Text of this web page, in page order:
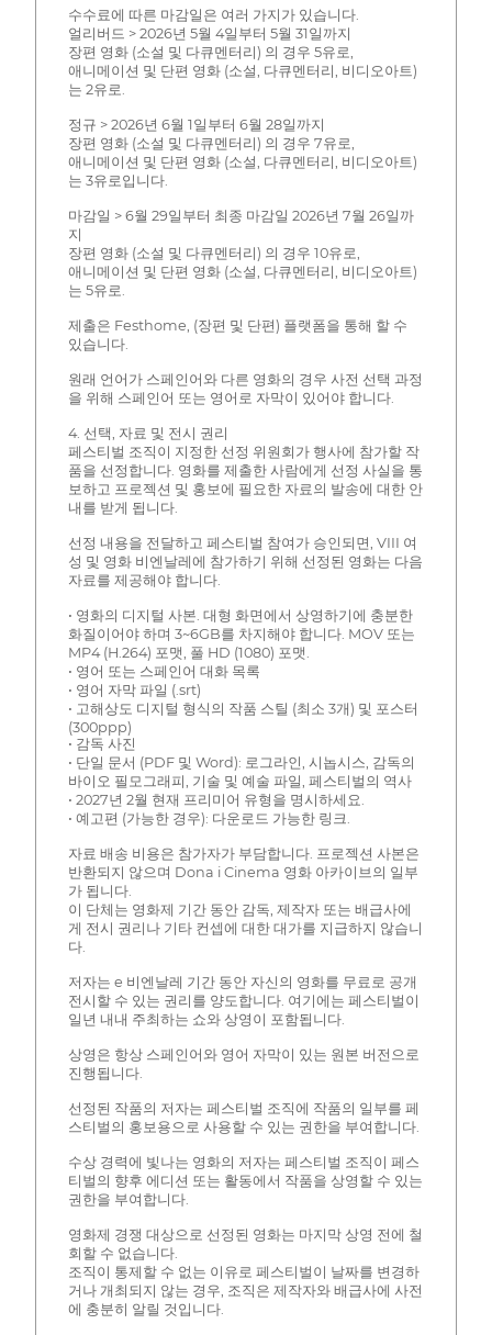
수수료에 따른 마감일은 여러 가지가 있습니다.
얼리버드 > 2026년 5월 4일부터 5월 31일까지
장편 영화 (소설 및 다큐멘터리) 의 경우 5유로,
애니메이션 및 단편 영화 (소설, 다큐멘터리, 비디오아트)
는 2유로.
정규 > 2026년 6월 1일부터 6월 28일까지
장편 영화 (소설 및 다큐멘터리) 의 경우 7유로,
애니메이션 및 단편 영화 (소설, 다큐멘터리, 비디오아트)
는 3유로입니다.
마감일 > 6월 29일부터 최종 마감일 2026년 7월 26일까
지
장편 영화 (소설 및 다큐멘터리) 의 경우 10유로,
애니메이션 및 단편 영화 (소설, 다큐멘터리, 비디오아트)
는 5유로.
제출은 Festhome, (장편 및 단편) 플랫폼을 통해 할 수
있습니다.
원래 언어가 스페인어와 다른 영화의 경우 사전 선택 과정
을 위해 스페인어 또는 영어로 자막이 있어야 합니다.
4. 선택, 자료 및 전시 권리
페스티벌 조직이 지정한 선정 위원회가 행사에 참가할 작
품을 선정합니다. 영화를 제출한 사람에게 선정 사실을 통
보하고 프로젝션 및 홍보에 필요한 자료의 발송에 대한 안
내를 받게 됩니다.
선정 내용을 전달하고 페스티벌 참여가 승인되면, VIII 여
성 및 영화 비엔날레에 참가하기 위해 선정된 영화는 다음
자료를 제공해야 합니다.
• 영화의 디지털 사본. 대형 화면에서 상영하기에 충분한
화질이어야 하며 3~6GB를 차지해야 합니다. MOV 또는
MP4 (H.264) 포맷, 풀 HD (1080) 포맷.
• 영어 또는 스페인어 대화 목록
• 영어 자막 파일 (.srt)
• 고해상도 디지털 형식의 작품 스틸 (최소 3개) 및 포스터
(300ppp)
• 감독 사진
• 단일 문서 (PDF 및 Word): 로그라인, 시놉시스, 감독의
바이오 필모그래피, 기술 및 예술 파일, 페스티벌의 역사
• 2027년 2월 현재 프리미어 유형을 명시하세요.
• 예고편 (가능한 경우): 다운로드 가능한 링크.
자료 배송 비용은 참가자가 부담합니다. 프로젝션 사본은
반환되지 않으며 Dona i Cinema 영화 아카이브의 일부
가 됩니다.
이 단체는 영화제 기간 동안 감독, 제작자 또는 배급사에
게 전시 권리나 기타 컨셉에 대한 대가를 지급하지 않습니
다.
저자는 e 비엔날레 기간 동안 자신의 영화를 무료로 공개
전시할 수 있는 권리를 양도합니다. 여기에는 페스티벌이
일년 내내 주최하는 쇼와 상영이 포함됩니다.
상영은 항상 스페인어와 영어 자막이 있는 원본 버전으로
진행됩니다.
선정된 작품의 저자는 페스티벌 조직에 작품의 일부를 페
스티벌의 홍보용으로 사용할 수 있는 권한을 부여합니다.
수상 경력에 빛나는 영화의 저자는 페스티벌 조직이 페스
티벌의 향후 에디션 또는 활동에서 작품을 상영할 수 있는
권한을 부여합니다.
영화제 경쟁 대상으로 선정된 영화는 마지막 상영 전에 철
회할 수 없습니다.
조직이 통제할 수 없는 이유로 페스티벌이 날짜를 변경하
거나 개최되지 않는 경우, 조직은 제작자와 배급사에 사전
에 충분히 알릴 것입니다.